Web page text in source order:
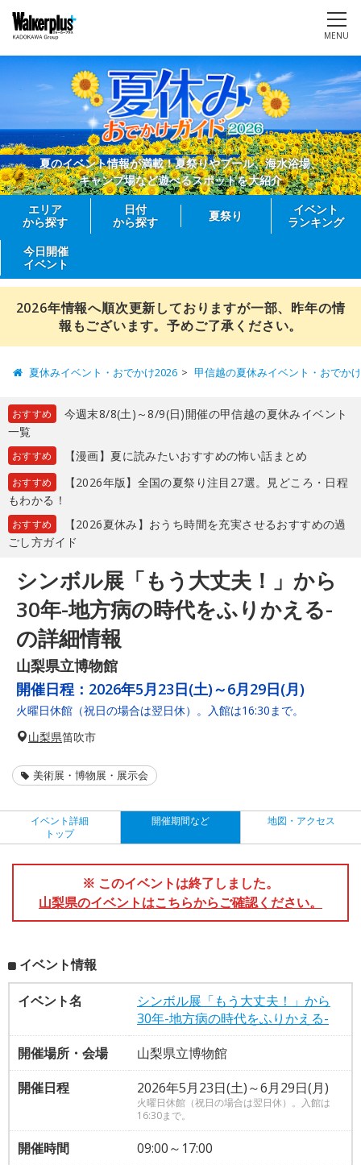
MENU
夏のイベント情報が満載！夏祭りやプール、海水浴場、
キャンプ場など遊べるスポットを大紹介
エリア
から探す
日付
から探す
夏祭り
イベント
ランキング
今日開催
イベント
2026年情報へ順次更新しておりますが一部、昨年の情
報もございます。予めご了承ください。
夏休みイベント・おでかけ2026 甲信越の夏休みイベント・おでか
おすすめ
今週末8/8(土)～8/9(日)開催の甲信越の夏休みイベント
一覧
おすすめ 【漫画】夏に読みたいおすすめの怖い話まとめ
おすすめ
【2026年版】全国の夏祭り注目27選。見どころ・日程
もわかる！
おすすめ
【2026夏休み】おうち時間を充実させるおすすめの過
ごし方ガイド
シンボル展「もう大丈夫！」から
30年-地方病の時代をふりかえる-
の詳細情報
山梨県立博物館
開催日程： 2026年5月23日(土)～6月29日(月)
火曜日休館（祝日の場合は翌日休）。入館は16:30まで。
山梨県笛吹市
美術展・博物展・展示会
イベント詳細
トップ
開催期間など 地図・アクセス
※ このイベントは終了しました。
山梨県のイベントはこちらからご確認ください。
イベント情報
イベント名
シンボル展「もう大丈夫！」から
30年-地方病の時代をふりかえる-
開催場所・会場
山梨県立博物館
開催日程
2026年5月23日(土)～6月29日(月)
火曜日休館（祝日の場合は翌日休）。入館は
16:30まで。
開催時間
09:00～17:00